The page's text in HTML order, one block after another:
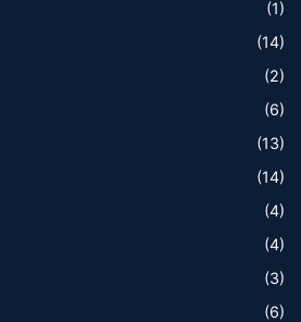
(1)
(14)
(2)
(6)
(13)
(14)
(4)
(4)
(3)
(6)